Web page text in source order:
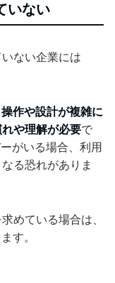
いない
ない企業には
操作や設計が複雑に
や理解が必要で
がいる場合、利用
る恐れがありま
めている場合は、
す。